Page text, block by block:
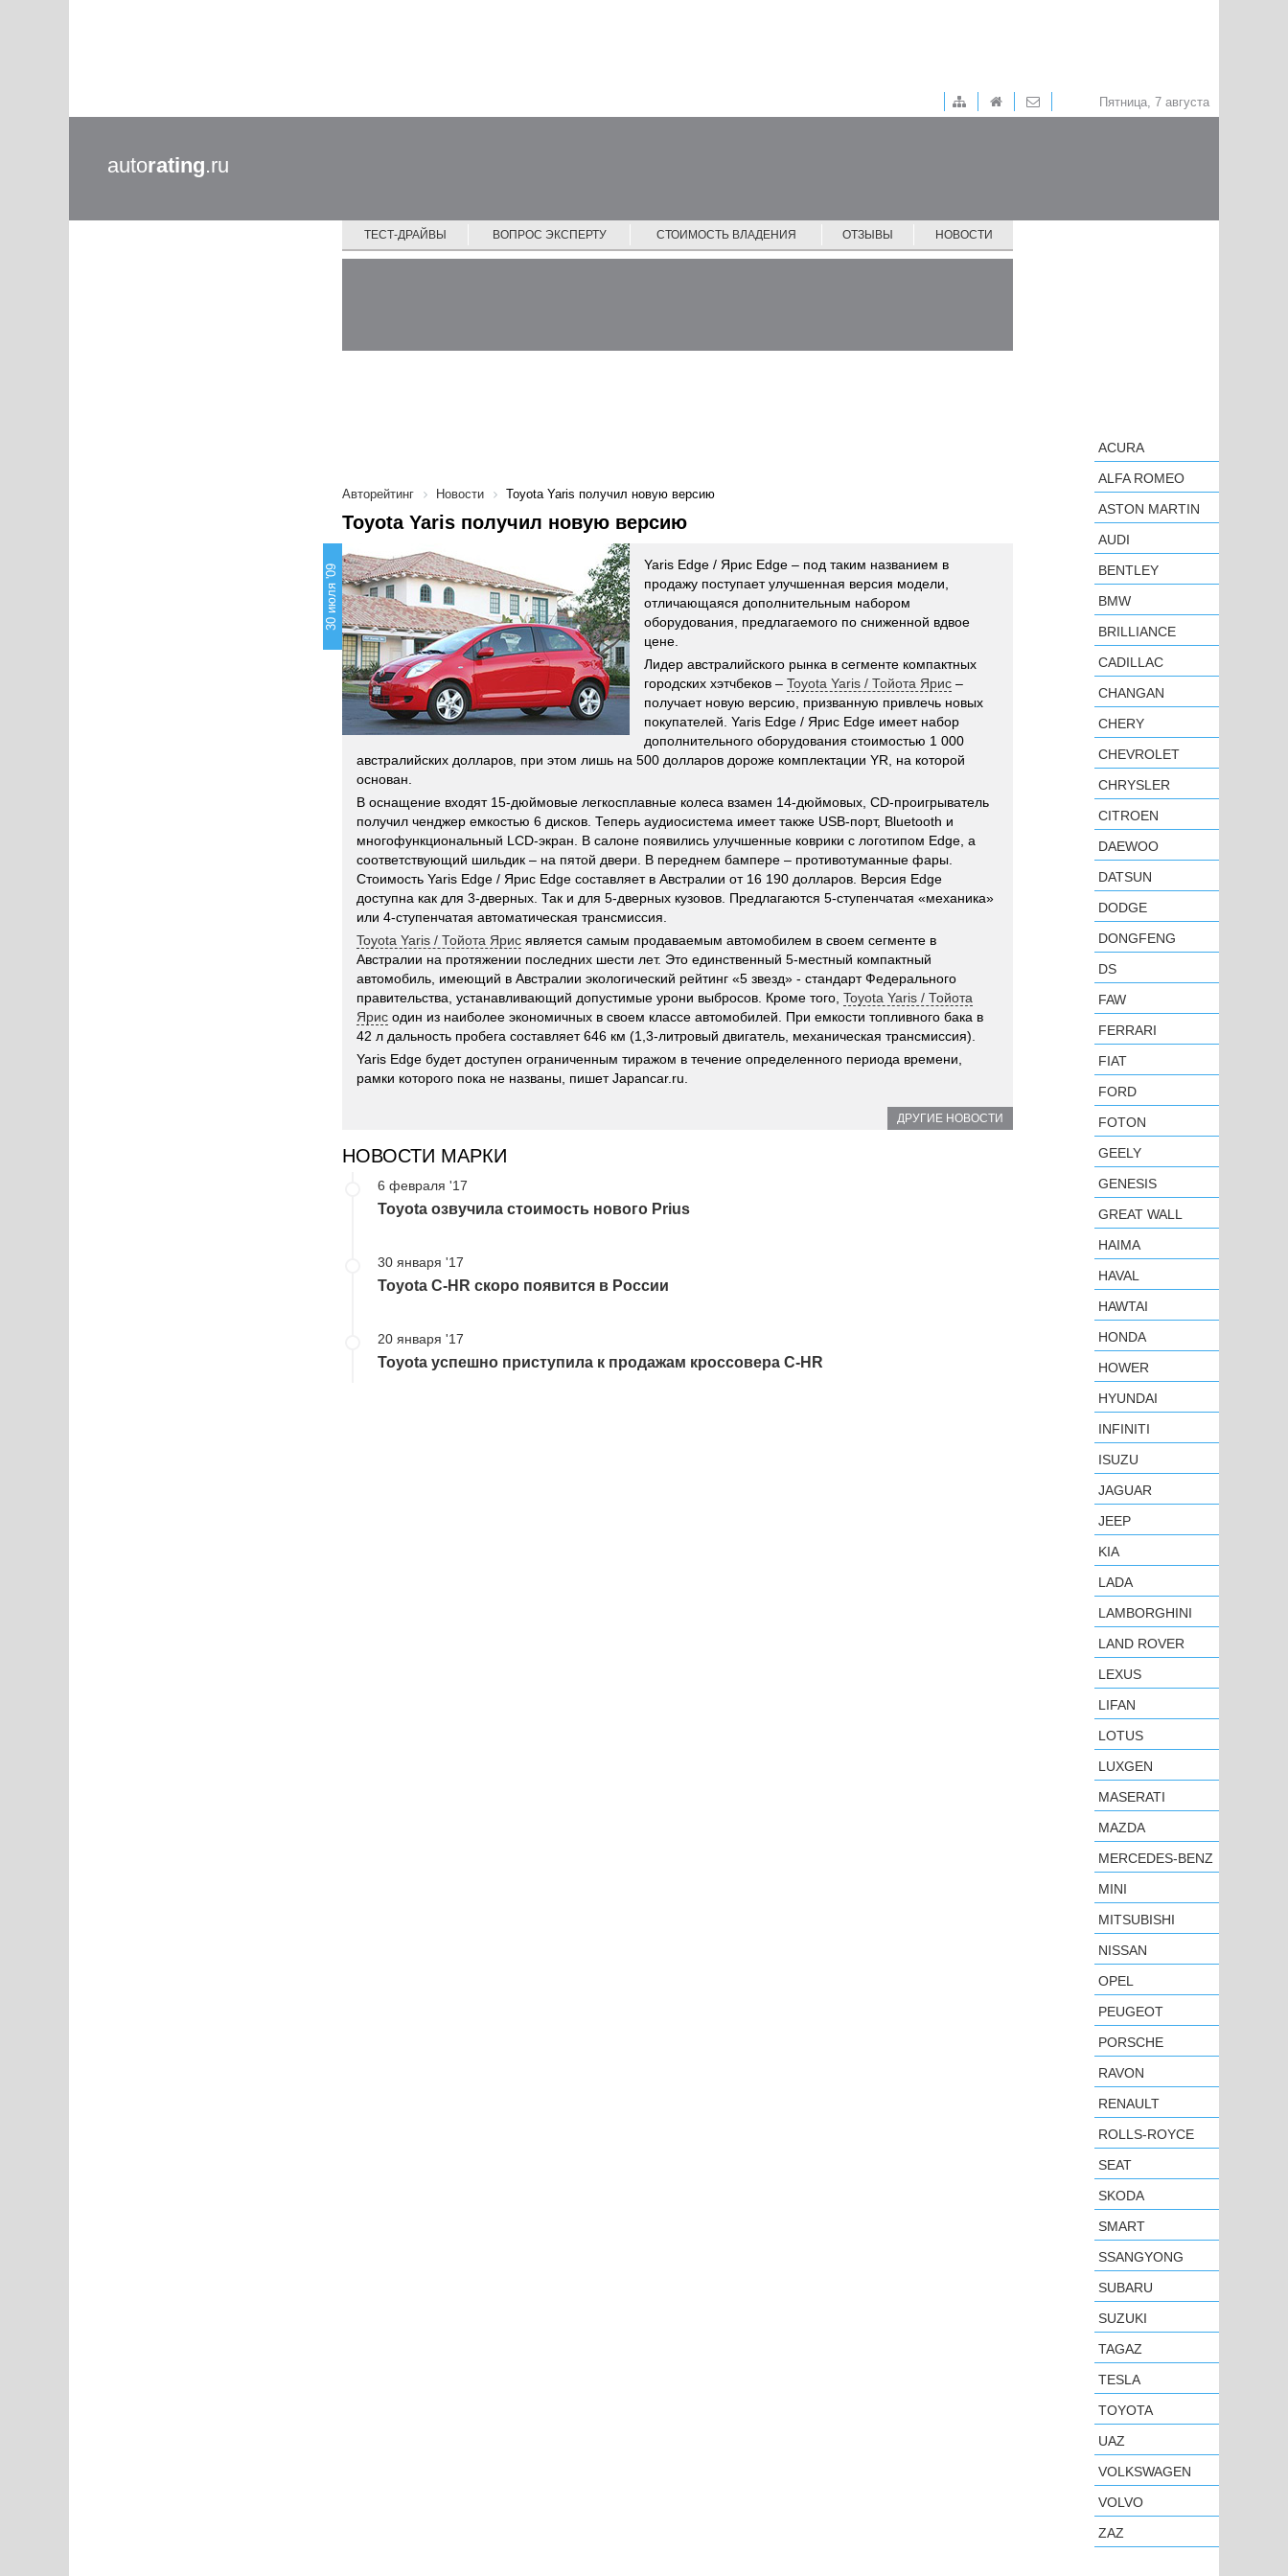
Пятница, 7 августа
autorating.ru
ТЕСТ-ДРАЙВЫ ВОПРОС ЭКСПЕРТУ СТОИМОСТЬ ВЛАДЕНИЯ ОТЗЫВЫ НОВОСТИ
Авторейтинг Новости Toyota Yaris получил новую версию
Toyota Yaris получил новую версию
30 июля '09
Yaris Edge / Ярис Edge – под таким названием в
продажу поступает улучшенная версия модели,
отличающаяся дополнительным набором
оборудования, предлагаемого по сниженной вдвое
цене.
Лидер австралийского рынка в сегменте компактных
городских хэтчбеков – Toyota Yaris / Тойота Ярис –
получает новую версию, призванную привлечь новых
покупателей. Yaris Edge / Ярис Edge имеет набор
дополнительного оборудования стоимостью 1 000
австралийских долларов, при этом лишь на 500 долларов дороже комплектации YR, на которой
основан.
В оснащение входят 15-дюймовые легкосплавные колеса взамен 14-дюймовых, CD-проигрыватель
получил ченджер емкостью 6 дисков. Теперь аудиосистема имеет также USB-порт, Bluetooth и
многофункциональный LCD-экран. В салоне появились улучшенные коврики с логотипом Edge, а
соответствующий шильдик – на пятой двери. В переднем бампере – противотуманные фары.
Стоимость Yaris Edge / Ярис Edge составляет в Австралии от 16 190 долларов. Версия Edge
доступна как для 3-дверных. Так и для 5-дверных кузовов. Предлагаются 5-ступенчатая «механика»
или 4-ступенчатая автоматическая трансмиссия.
Toyota Yaris / Тойота Ярис является самым продаваемым автомобилем в своем сегменте в
Австралии на протяжении последних шести лет. Это единственный 5-местный компактный
автомобиль, имеющий в Австралии экологический рейтинг «5 звезд» - стандарт Федерального
правительства, устанавливающий допустимые урони выбросов. Кроме того, Toyota Yaris / Тойота
Ярис один из наиболее экономичных в своем классе автомобилей. При емкости топливного бака в
42 л дальность пробега составляет 646 км (1,3-литровый двигатель, механическая трансмиссия).
Yaris Edge будет доступен ограниченным тиражом в течение определенного периода времени,
рамки которого пока не названы, пишет Japancar.ru.
ДРУГИЕ НОВОСТИ
НОВОСТИ МАРКИ
6 февраля '17
Toyota озвучила стоимость нового Prius
30 января '17
Toyota C-HR скоро появится в России
20 января '17
Toyota успешно приступила к продажам кроссовера C-HR
ACURA
ALFA ROMEO
ASTON MARTIN
AUDI
BENTLEY
BMW
BRILLIANCE
CADILLAC
CHANGAN
CHERY
CHEVROLET
CHRYSLER
CITROEN
DAEWOO
DATSUN
DODGE
DONGFENG
DS
FAW
FERRARI
FIAT
FORD
FOTON
GEELY
GENESIS
GREAT WALL
HAIMA
HAVAL
HAWTAI
HONDA
HOWER
HYUNDAI
INFINITI
ISUZU
JAGUAR
JEEP
KIA
LADA
LAMBORGHINI
LAND ROVER
LEXUS
LIFAN
LOTUS
LUXGEN
MASERATI
MAZDA
MERCEDES-BENZ
MINI
MITSUBISHI
NISSAN
OPEL
PEUGEOT
PORSCHE
RAVON
RENAULT
ROLLS-ROYCE
SEAT
SKODA
SMART
SSANGYONG
SUBARU
SUZUKI
TAGAZ
TESLA
TOYOTA
UAZ
VOLKSWAGEN
VOLVO
ZAZ